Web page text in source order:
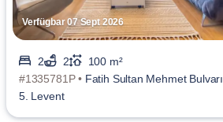
Verfügbar 07 Sept 2026
2 2
100 m²
#1335781P • Fatih Sultan Mehmet Bulvarı,
5. Levent